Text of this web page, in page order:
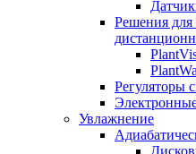
Решения
Регуляторы
Увлажнение